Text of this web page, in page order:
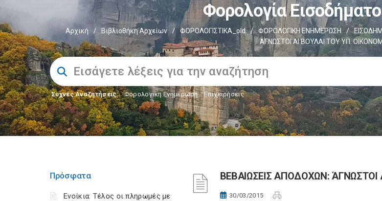
Φορολογία
Αρχική / Βιβλιοθήκη Αρχείων / ΦΟΡΟΛΟΓΙΣΤΙΚΑ_old / ΦΟΡΟΛΟΓΙΚΗ ΕΝΗΜΕΡΩΣΗ /
ΆΓΝΩΣΤΟΙ ΑΙ ΒΟΥΛΑΙ ΤΟΥ ΥΠ.
Συχνές Αναζητήσεις: Φορολογικη Ενημέρωση, Επιχειρήσεις
Πρόσφατα
Ενοίκια: Τέλος οι πληρωμές με
ΒΕΒΑΙΩΣΕΙΣ ΑΠΟΔΟΧΩΝ:
30/03/2015